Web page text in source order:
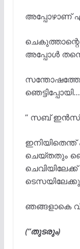
അപ്പോഴാണ്
അപ്പോൾ
ഞെട്ടിപ്പോയി…
” സബ്
ചെയ്തതും
ഞങ്ങളാകെ
(“തുടരും)